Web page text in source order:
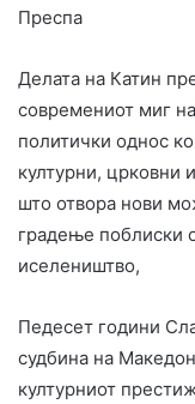
Преспа
Делата на Катин
современиот миг
политички однос
културни, црковни
што отвора нови
градење поблиски
иселеништво,
Педесет години
судбина на
културниот